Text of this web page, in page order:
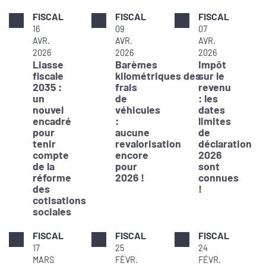
FISCAL
16
AVR.
2026
Liasse
fiscale
2035 :
un
nouvel
encadré
pour
tenir
compte
de la
réforme
des
cotisations
sociales
FISCAL
09
AVR.
2026
Barèmes
kilométriques des
frais
de
véhicules
:
aucune
revalorisation
encore
pour
2026 !
FISCAL
07
AVR.
2026
Impôt
sur le
revenu
: les
dates
limites
de
déclaration
2026
sont
connues
!
FISCAL
17
MARS
FISCAL
25
FÉVR.
FISCAL
24
FÉVR.